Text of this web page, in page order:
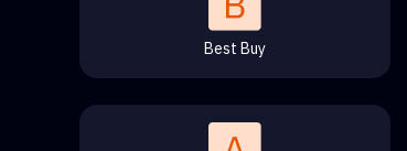
Best Buy